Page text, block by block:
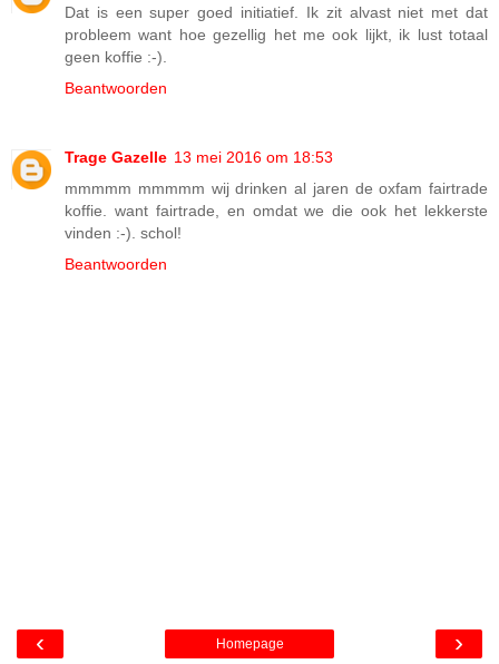
Dat is een super goed initiatief. Ik zit alvast niet met dat
probleem want hoe gezellig het me ook lijkt, ik lust totaal
geen koffie :-).
Beantwoorden
Trage Gazelle 13 mei 2016 om 18:53
mmmmm mmmmm wij drinken al jaren de oxfam fairtrade
koffie. want fairtrade, en omdat we die ook het lekkerste
vinden :-). schol!
Beantwoorden
‹ ›
Homepage